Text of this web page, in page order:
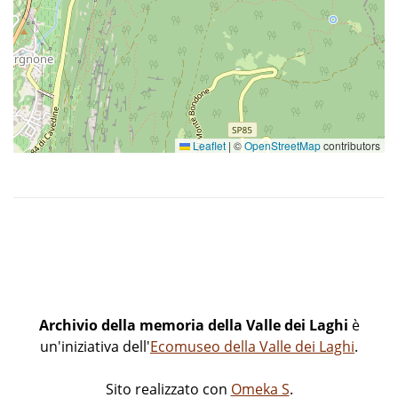
Leaflet | ©OpenStreetMapcontributors
Archivio della memoria della Valle dei Laghi è
un'iniziativa dell'Ecomuseo della Valle dei Laghi.
Sito realizzato con Omeka S.